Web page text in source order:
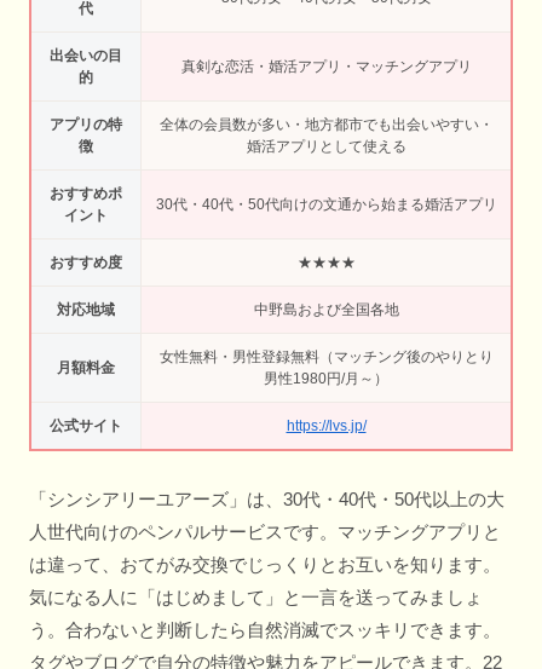
代
出会いの目
的
真剣な恋活・婚活アプリ・マッチングアプリ
アプリの特
徴
全体の会員数が多い・地方都市でも出会いやすい・
婚活アプリとして使える
おすすめポ
イント
30代・40代・50代向けの文通から始まる婚活アプリ
おすすめ度 ★★★★
対応地域 中野島および全国各地
月額料金
女性無料・男性登録無料（マッチング後のやりとり
男性1980円/月～）
公式サイト https://lvs.jp/
「シンシアリーユアーズ」は、30代・40代・50代以上の大
人世代向けのペンパルサービスです。マッチングアプリと
は違って、おてがみ交換でじっくりとお互いを知ります。
気になる人に「はじめまして」と一言を送ってみましょ
う。合わないと判断したら自然消滅でスッキリできます。
タグやブログで自分の特徴や魅力をアピールできます。22